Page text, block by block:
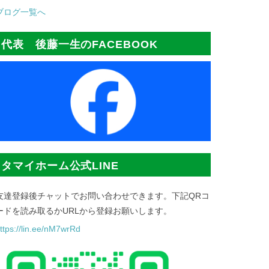
ログ一覧へ
代表 後藤一生のFACEBOOK
タマイホーム公式LINE
達登録後チャットでお問い合わせできます。下記QRコ
ドを読み取るかURLから登録お願いします。
lin.ee/nM7wrRd